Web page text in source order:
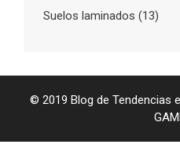
Suelos laminados (13)
© 2019 Blog de Tendencias